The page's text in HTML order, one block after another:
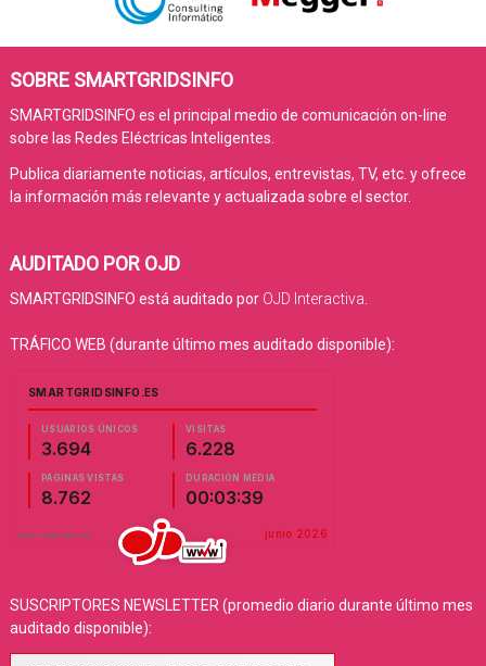
SOBRE SMARTGRIDSINFO
SMARTGRIDSINFO es el principal medio de comunicación on-line
sobre las Redes Eléctricas Inteligentes.
Publica diariamente noticias, artículos, entrevistas, TV, etc. y ofrece
la información más relevante y actualizada sobre el sector.
AUDITADO POR OJD
SMARTGRIDSINFO está auditado por OJD Interactiva
TRÁFICO WEB (durante último mes auditado disponible):
SUSCRIPTORES NEWSLETTER (promedio diario durante último mes
auditado disponible):